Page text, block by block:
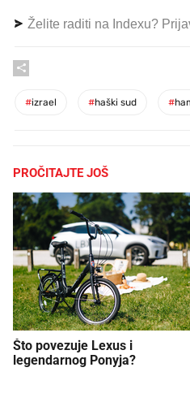
Želite raditi na Indexu?
#izrael #haški sud #
PROČITAJTE JOŠ
Što povezuje Lexus i
legendarnog Ponyja?